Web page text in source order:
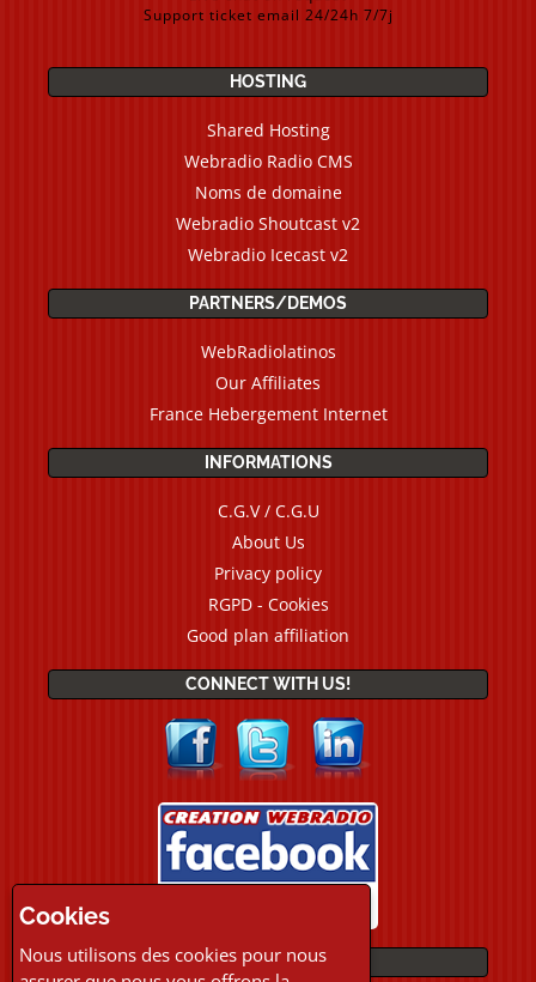
Support ticket email 24/24h 7/7j
HOSTING
Shared Hosting
Webradio Radio CMS
Noms de domaine
Webradio Shoutcast v2
Webradio Icecast v2
PARTNERS/DEMOS
WebRadiolatinos
Our Affiliates
France Hebergement Internet
INFORMATIONS
C.G.V / C.G.U
About Us
Privacy policy
RGPD - Cookies
Good plan affiliation
CONNECT WITH US!
PAYMENTS
Cookies
Nous utilisons des cookies pour nous